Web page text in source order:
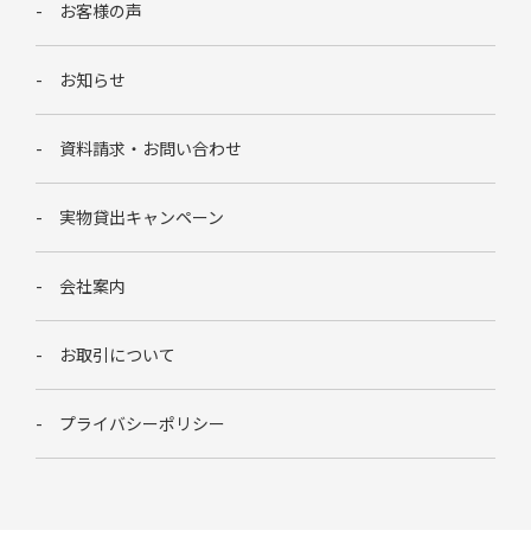
お客様の声
お知らせ
資料請求・お問い合わせ
実物貸出キャンペーン
会社案内
お取引について
プライバシーポリシー